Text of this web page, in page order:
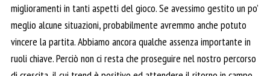
miglioramenti in tanti aspetti del gioco. Se avessimo gestito un po’
meglio alcune situazioni, probabilmente avremmo anche potuto
vincere la partita. Abbiamo ancora qualche assenza importante in
ruoli chiave. Perciò non ci resta che proseguire nel nostro percorso